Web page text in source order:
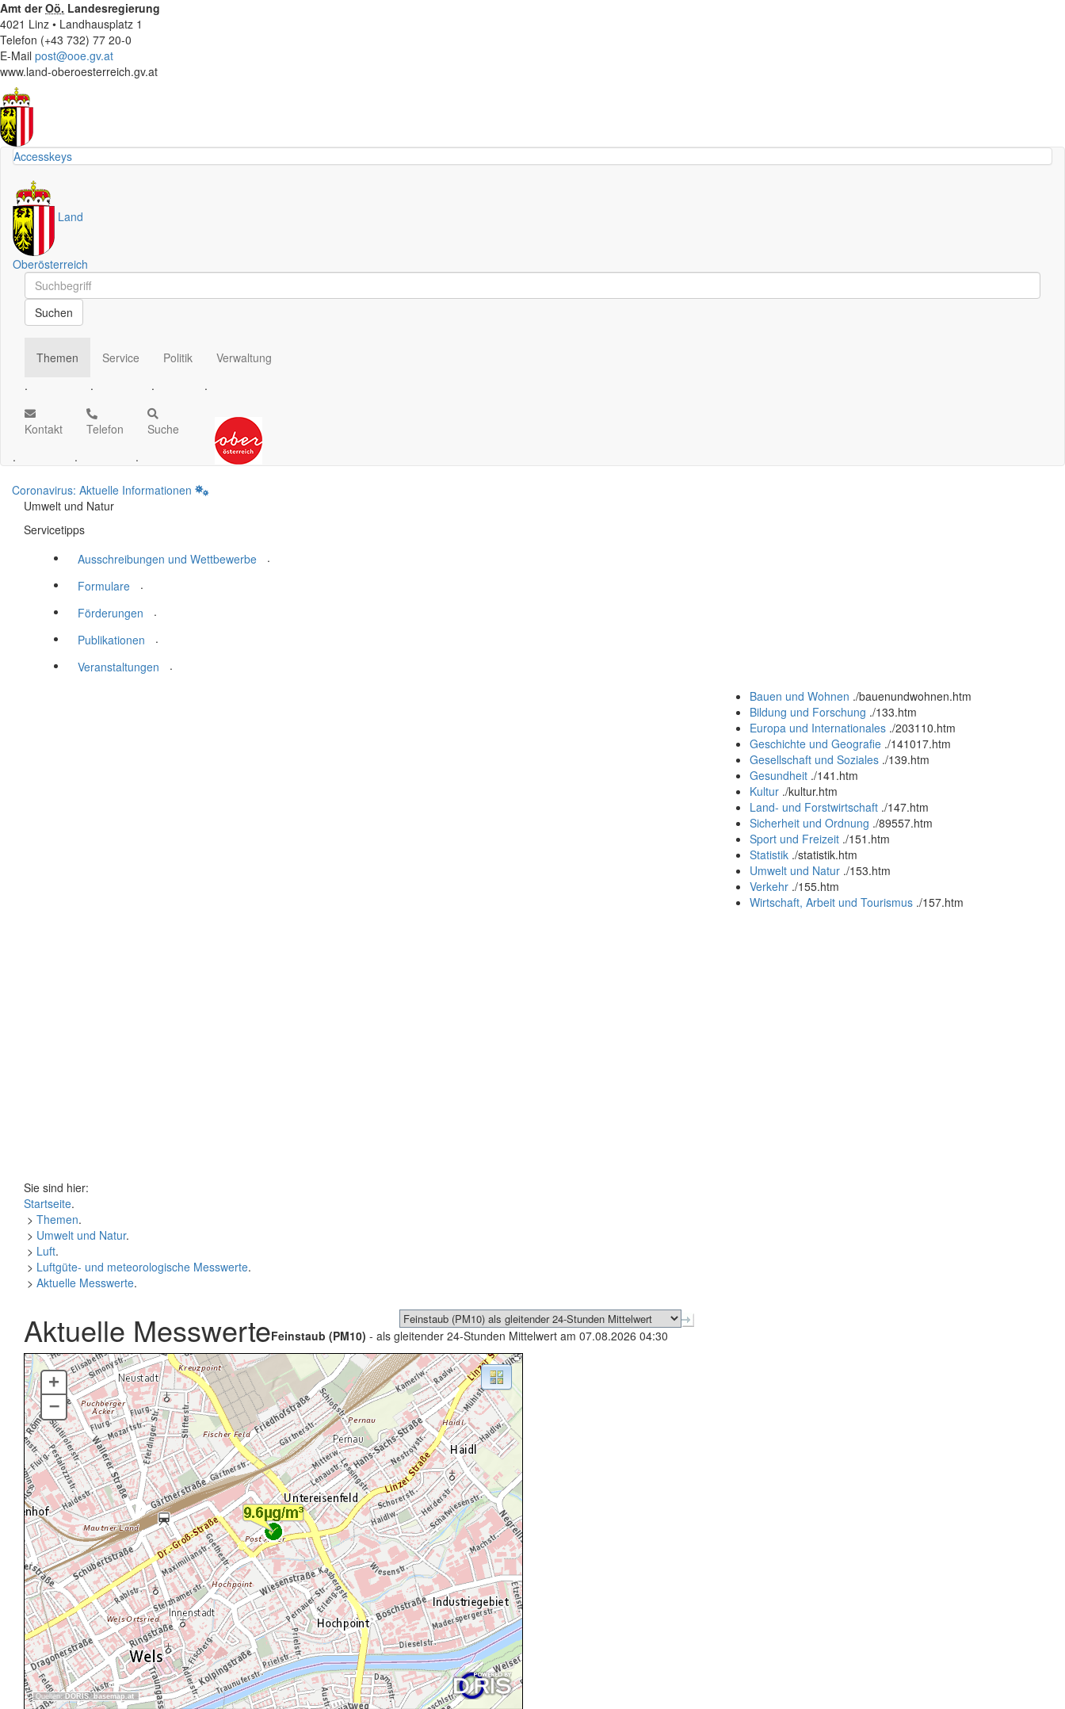
Amt derOö. Landesregierung
4021 Linz • Landhausplatz 1
Telefon (+43 732) 77 20-0
E-Mail post@ooe.gv.at
www.land-oberoesterreich.gv.at
Accesskeys
Land
Oberösterreich
Schnellsuche
Schnellsuche
Suchen
Themen
.
Service
.
Politik
.
Verwaltung
.
Kontakt
.
Telefon
.
Suche
.
Coronavirus: Aktuelle Informationen
Umwelt und Natur
Servicetipps
Ausschreibungen und Wettbewerbe
.
Formulare
.
Förderungen
.
Publikationen
.
Veranstaltungen
.
Bauen und Wohnen ./bauenundwohnen.htm
Bildung und Forschung ./133.htm
Europa und Internationales ./203110.htm
Geschichte und Geografie ./141017.htm
Gesellschaft und Soziales ./139.htm
Gesundheit ./141.htm
Kultur ./kultur.htm
Land- und Forstwirtschaft ./147.htm
Sicherheit und Ordnung ./89557.htm
Sport und Freizeit ./151.htm
Statistik ./statistik.htm
Umwelt und Natur ./153.htm
Verkehr ./155.htm
Wirtschaft, Arbeit und Tourismus ./157.htm
Sie sind hier:
Startseite.
> Themen.
> Umwelt und Natur.
> Luft.
> Luftgüte- und meteorologische Messwerte.
> Aktuelle Messwerte.
Aktuelle MesswerteFeinstaub (PM10) - als gleitender 24-Stunden Mittelwert am 07.08.2026 04:30
Quellen: DORIS, basemap.at
+
–